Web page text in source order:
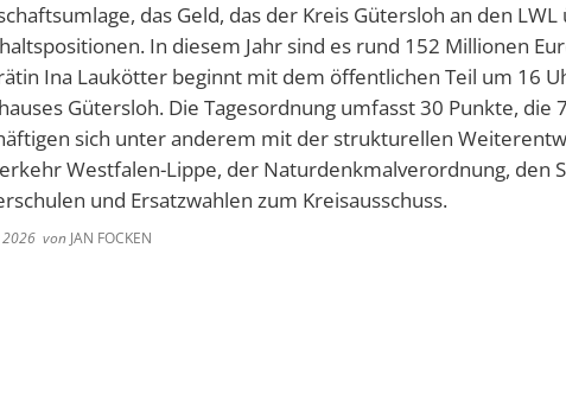
das Geld, das der Kreis Gütersloh an den
In diesem Jahr sind es rund 152 Millionen
Ina Laukötter beginnt mit dem öffentlichen Teil um 16
Gütersloh. Die Tagesordnung umfasst 30 Punkte,
sich unter anderem mit der strukturellen
Westfalen-Lippe, der Naturdenkmalverordnung, den
und Ersatzwahlen zum Kreisausschuss.
2026 von JAN FOCKEN